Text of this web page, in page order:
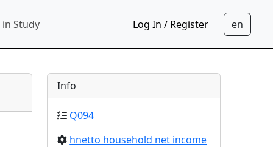
in Study Log In / Register
Info
Q094
hnetto household net income